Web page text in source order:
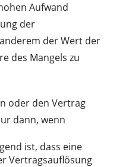
Aufwand
der
der Wert der
des Mangels zu
oder den Vertrag
dann, wenn
ist, dass eine
Vertragsauflösung